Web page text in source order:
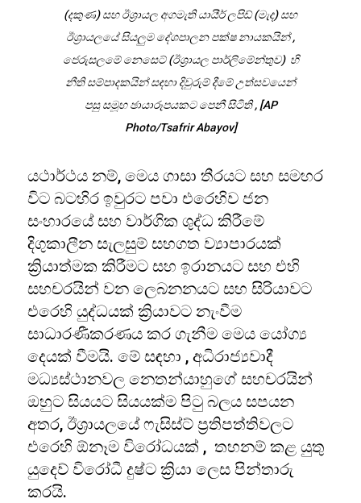
(දකුණ) සහ ඊශ්‍රායල අගමැති යායීර් ලපිඩ් (මැද) සහ
ඊශ්‍රායලයේ සියලුම දේශපාලන පක්ෂ නායකයින් ,
ජෙරුසලමේ නෙසෙට් (ඊශ්‍රායල පාර්ලිමේන්තුව) හි
නීති සම්පාදකයින් සඳහා දිවුරුම් දීමේ උත්සවයෙන්
පසු සමූහ ඡායාරූපයකට පෙනී සිටිති , [AP
Photo/Tsafrir Abayov]
යථාර්ථය නම්, මෙය ගාසා තීරයට සහ සමහර
විට බටහිර ඉවුරට පවා එරෙහිව ජන
සංහාරයේ සහ වාර්ගික ශුද්ධ කිරීමේ
දිගුකාලීන සැලසුම් සහගත ව්‍යාපාරයක්
ක්‍රියාත්මක කිරීමට සහ ඉරානයට සහ එහි
සහචරයින් වන ලෙබනනයට සහ සිරියාවට
එරෙහි යුද්ධයක් ක්‍රියාවට නැංවීම
සාධාරණීකරණය කර ගැනීම මෙය යෝග්‍ය
දෙයක් වීමයි. මේ සඳහා , අධිරාජ්‍යවාදී
මධ්‍යස්ථානවල නෙතන්යාහුගේ සහචරයින්
ඔහුට සියයට සියයක්ම පිටු බලය සපයන
අතර, ඊශ්‍රායලයේ ෆැසිස්ට් ප්‍රතිපත්තිවලට
එරෙහි ඕනෑම විරෝධයක් , තහනම් කළ යුතු
යුදෙව් විරෝධී දුෂ්ට ක්‍රියා ලෙස පින්තාරු
කරයි.